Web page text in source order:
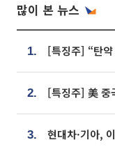
많이 본 뉴스
1.
2.
3.